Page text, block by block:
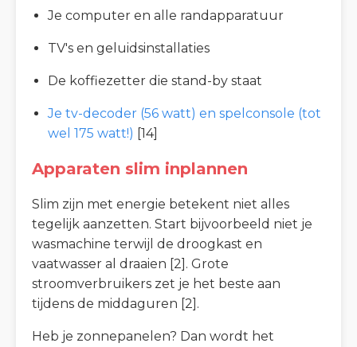
Je computer en alle randapparatuur
TV's en geluidsinstallaties
De koffiezetter die stand-by staat
Je tv-decoder (56 watt) en spelconsole (tot
wel 175 watt!) [14]
Apparaten slim inplannen
Slim zijn met energie betekent niet alles
tegelijk aanzetten. Start bijvoorbeeld niet je
wasmachine terwijl de droogkast en
vaatwasser al draaien [2]. Grote
stroomverbruikers zet je het beste aan
tijdens de middaguren [2].
Heb je zonnepanelen? Dan wordt het